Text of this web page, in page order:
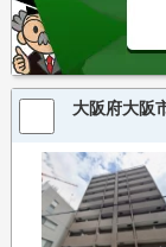
大阪府大阪